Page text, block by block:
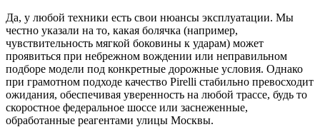
Да, у любой техники есть свои нюансы эксплуатации. Мы
честно указали на то, какая болячка (например,
чувствительность мягкой боковины к ударам) может
проявиться при небрежном вождении или неправильном
подборе модели под конкретные дорожные условия. Однако
при грамотном подходе качество Pirelli стабильно превосходит
ожидания, обеспечивая уверенность на любой трассе, будь то
скоростное федеральное шоссе или заснеженные,
обработанные реагентами улицы Москвы.